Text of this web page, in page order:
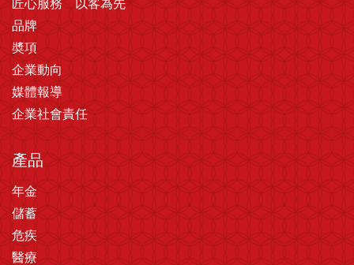
匠心服務 以客為先
品牌
奬項
企業動向
媒體報導
企業社會責任
產品
年金
儲蓄
危疾
醫療